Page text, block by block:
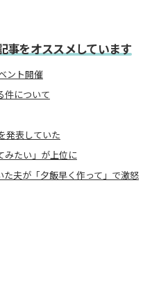
事をオススメしています
ント開催
件について
発表していた
みたい」が上位に
夫が「夕飯早く作って」で激怒